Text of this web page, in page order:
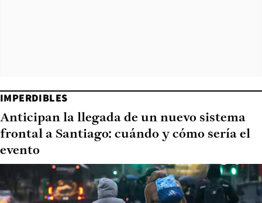
IMPERDIBLES
Anticipan la llegada de un nuevo sistema
frontal a Santiago: cuándo y cómo sería el
evento